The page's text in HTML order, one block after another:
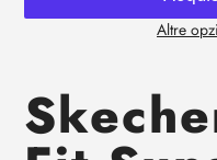
Altre
prodotto
al
tuo